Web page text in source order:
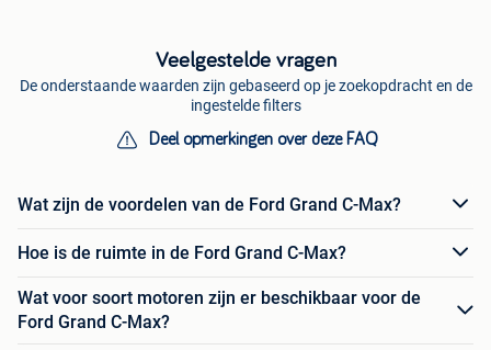
Veelgestelde vragen
De onderstaande waarden zijn gebaseerd op je zoekopdracht en de
ingestelde filters
Deel opmerkingen over deze FAQ
Wat zijn de voordelen van de Ford Grand C-Max?
Hoe is de ruimte in de Ford Grand C-Max?
Wat voor soort motoren zijn er beschikbaar voor de
Ford Grand C-Max?